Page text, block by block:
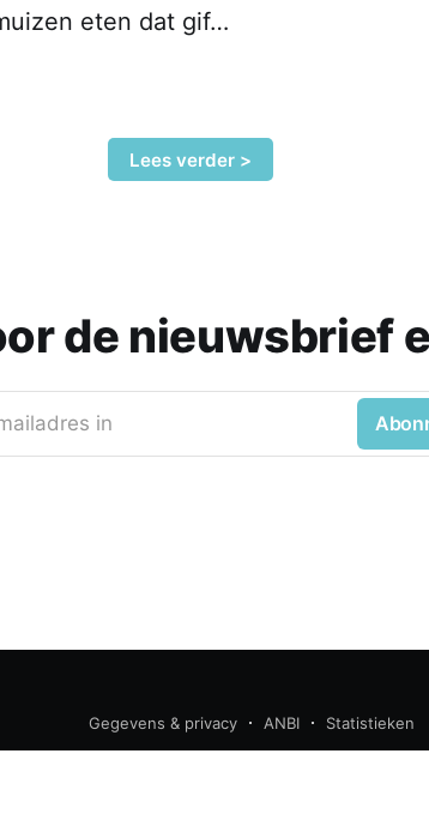
eten dat gif…
Lees verder >
de nieuwsbrief
in
Gegevens & privacy ANBI Statistieken